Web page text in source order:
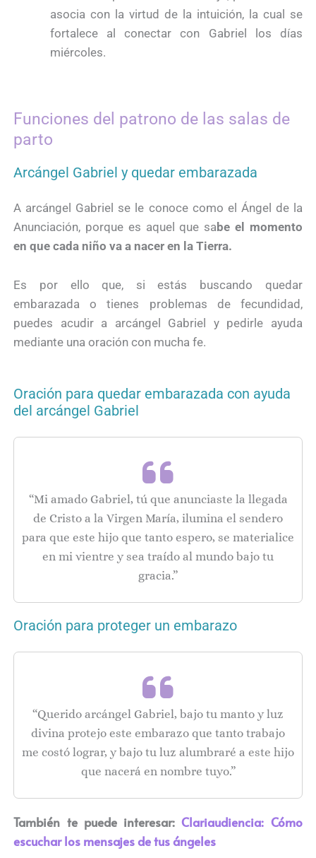
asocia con la virtud de la intuición, la cual se
fortalece al conectar con Gabriel los días
miércoles.
Funciones del patrono de las salas de
parto
Arcángel Gabriel y quedar embarazada
A arcángel Gabriel se le conoce como el Ángel de la
Anunciación, porque es aquel que sabe el momento
en que cada niño va a nacer en la Tierra.
Es por ello que, si estás buscando quedar
embarazada o tienes problemas de fecundidad,
puedes acudir a arcángel Gabriel y pedirle ayuda
mediante una oración con mucha fe.
Oración para quedar embarazada con ayuda
del arcángel Gabriel
“Mi amado Gabriel, tú que anunciaste la llegada
de Cristo a la Virgen María, ilumina el sendero
para que este hijo que tanto espero, se materialice
en mi vientre y sea traído al mundo bajo tu
gracia.”
Oración para proteger un embarazo
“Querido arcángel Gabriel, bajo tu manto y luz
divina protejo este embarazo que tanto trabajo
me costó lograr, y bajo tu luz alumbraré a este hijo
que nacerá en nombre tuyo.”
También te puede interesar: Clariaudiencia: Cómo
escuchar los mensajes de tus ángeles